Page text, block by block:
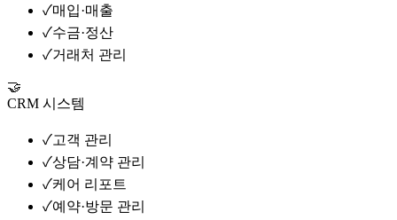
✓매입·매출
✓수금·정산
✓거래처 관리
🤝
CRM 시스템
✓고객 관리
✓상담·계약 관리
✓케어 리포트
✓예약·방문 관리